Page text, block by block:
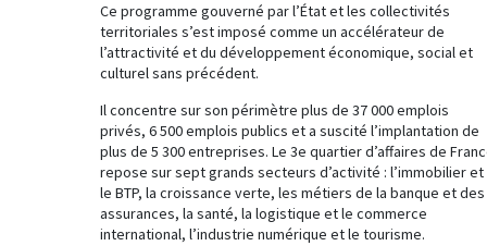
Ce programme gouverné par l’État et les collectivités
territoriales s’est imposé comme un accélérateur de
l’attractivité et du développement économique, social et
culturel sans précédent.
Il concentre sur son périmètre plus de 37 000 emplois
privés, 6 500 emplois publics et a suscité l’implantation de
plus de 5 300 entreprises. Le 3e quartier d’affaires de
repose sur sept grands secteurs d’activité : l’immobilier et
le BTP, la croissance verte, les métiers de la banque et des
assurances, la santé, la logistique et le commerce
international, l’industrie numérique et le tourisme.